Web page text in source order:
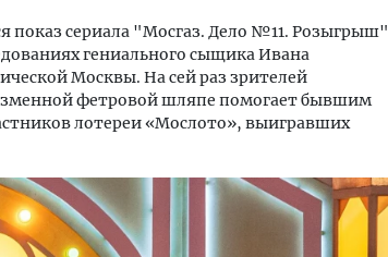
показ сериала "Мосгаз. Дело №11. Розыгрыш"
гениального сыщика Ивана
Москвы. На сей раз зрителей
фетровой шляпе помогает бывшим
лотереи «Мослото», выигравших